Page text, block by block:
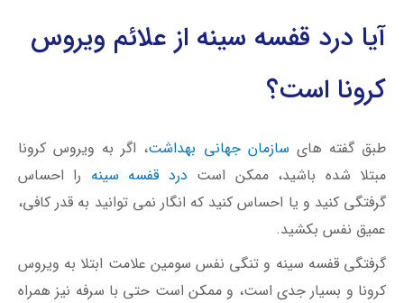
آیا درد قفسه سینه از علائم ویروس
کرونا است؟
طبق گفته های سازمان جهانی بهداشت، اگر به ویروس کرونا
مبتلا شده باشید، ممکن است درد قفسه سینه را احساس
گرفتگی کنید و یا احساس کنید که انگار نمی توانید به قدر کافی،
عمیق نفس بکشید.
گرفتگی قفسه سینه و تنگی نفس سومین علامت ابتلا به ویروس
کرونا و بسیار جدی است، و ممکن است حتی با سرفه نیز همراه